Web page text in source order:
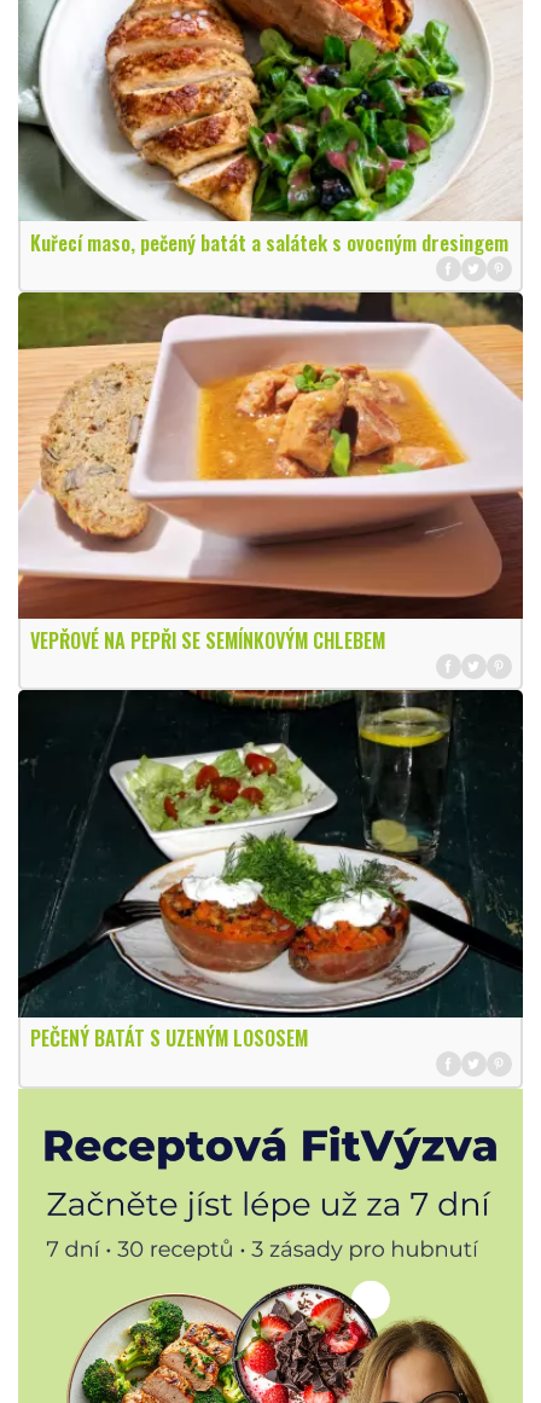
Kuřecí maso, pečený batát a salátek s ovocným dresingem
VEPŘOVÉ NA PEPŘI SE SEMÍNKOVÝM CHLEBEM
PEČENÝ BATÁT S UZENÝM LOSOSEM